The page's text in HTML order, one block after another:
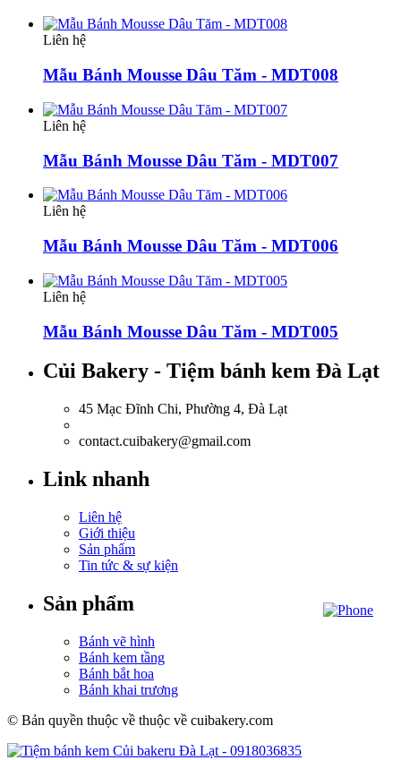
Liên hệ
Mẫu Bánh Mousse Dâu Tăm - MDT008
Liên hệ
Mẫu Bánh Mousse Dâu Tăm - MDT007
Liên hệ
Mẫu Bánh Mousse Dâu Tăm - MDT006
Liên hệ
Mẫu Bánh Mousse Dâu Tăm - MDT005
Củi Bakery - Tiệm bánh kem Đà Lạt
45 Mạc Đĩnh Chi, Phường 4, Đà Lạt
contact.cuibakery@gmail.com
Link nhanh
Liên hệ
Giới thiệu
Sản phẩm
Tin tức & sự kiện
Sản phẩm
Bánh vẽ hình
Bánh kem tầng
Bánh bắt hoa
Bánh khai trương
© Bản quyền thuộc về thuộc về cuibakery.com